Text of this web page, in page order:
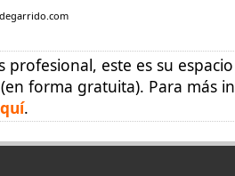
profesional, este es su
(en forma gratuita). Para más
.